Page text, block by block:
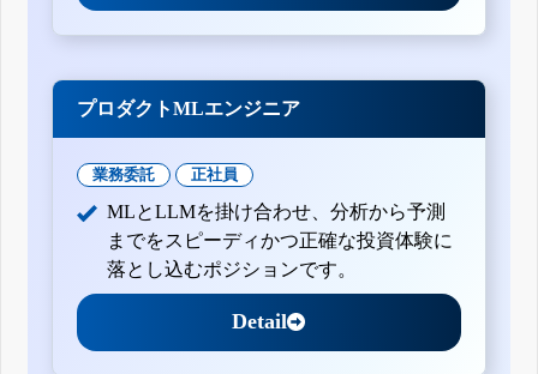
プロダクトMLエンジニア
業務委託 正社員
MLとLLMを掛け合わせ、分析から予測
までをスピーディかつ正確な投資体験に
落とし込むポジションです。
Detail